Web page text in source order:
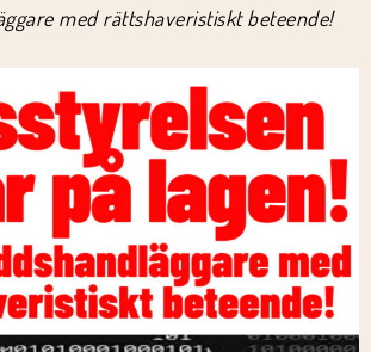
med rättshaveristiskt beteende!